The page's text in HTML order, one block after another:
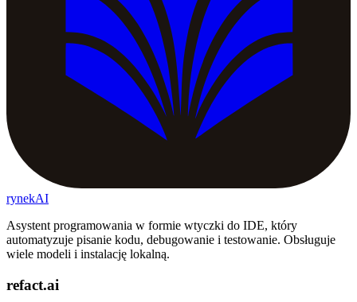
rynekAI
Asystent programowania w formie wtyczki do IDE, który
automatyzuje pisanie kodu, debugowanie i testowanie. Obsługuje
wiele modeli i instalację lokalną.
refact.ai